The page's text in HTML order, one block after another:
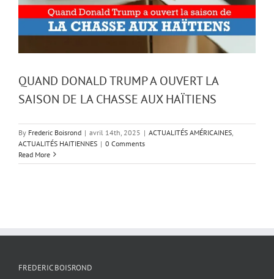
QUAND DONALD TRUMP A OUVERT LA
SAISON DE LA CHASSE AUX HAÏTIENS
By Frederic Boisrond | avril 14th, 2025 | ACTUALITÉS AMÉRICAINES
ACTUALITÉS HAITIENNES | 0 Comments
Read More
FREDERIC BOISROND